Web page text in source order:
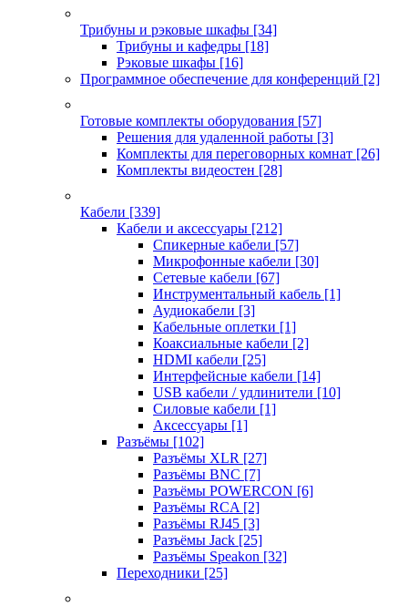
Трибуны и рэковые шкафы [34]
Трибуны и кафедры [18]
Рэковые шкафы [16]
Программное обеспечение для конференций [2]
Готовые комплекты оборудования [57]
Решения для удаленной работы [3]
Комплекты для переговорных комнат [26]
Комплекты видеостен [28]
Кабели [339]
Кабели и аксессуары [212]
Спикерные кабели [57]
Микрофонные кабели [30]
Сетевые кабели [67]
Инструментальный кабель [1]
Аудиокабели [3]
Кабельные оплетки [1]
Коаксиальные кабели [2]
HDMI кабели [25]
Интерфейсные кабели [14]
USB кабели / удлинители [10]
Силовые кабели [1]
Аксессуары [1]
Разъёмы [102]
Разъёмы XLR [27]
Разъёмы BNC [7]
Разъёмы POWERCON [6]
Разъёмы RCA [2]
Разъёмы RJ45 [3]
Разъёмы Jack [25]
Разъёмы Speakon [32]
Переходники [25]